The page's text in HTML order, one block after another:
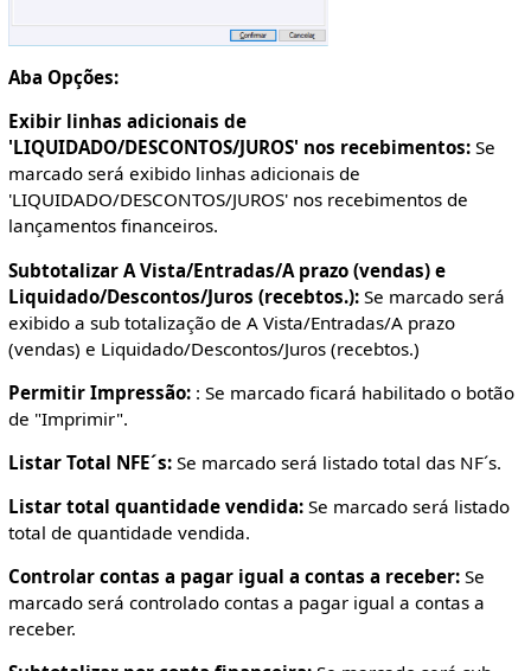
Aba Opções:
Exibir linhas adicionais de
'LIQUIDADO/DESCONTOS/JUROS' nos recebimentos: Se
marcado será exibido linhas adicionais de
'LIQUIDADO/DESCONTOS/JUROS' nos recebimentos de
lançamentos financeiros.
Subtotalizar A Vista/Entradas/A prazo (vendas) e
Liquidado/Descontos/Juros (recebtos.): Se marcado será
exibido a sub totalização de A Vista/Entradas/A prazo
(vendas) e Liquidado/Descontos/Juros (recebtos.)
Permitir Impressão: : Se marcado ficará habilitado o botão
de "Imprimir".
Listar Total NFE´s: Se marcado será listado total das NF´s.
Listar total quantidade vendida: Se marcado será listado
total de quantidade vendida.
Controlar contas a pagar igual a contas a receber: Se
marcado será controlado contas a pagar igual a contas a
receber.